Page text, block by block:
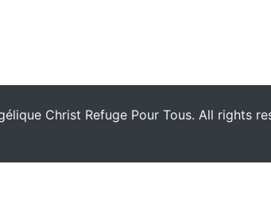
Christ Refuge Pour Tous. All rights